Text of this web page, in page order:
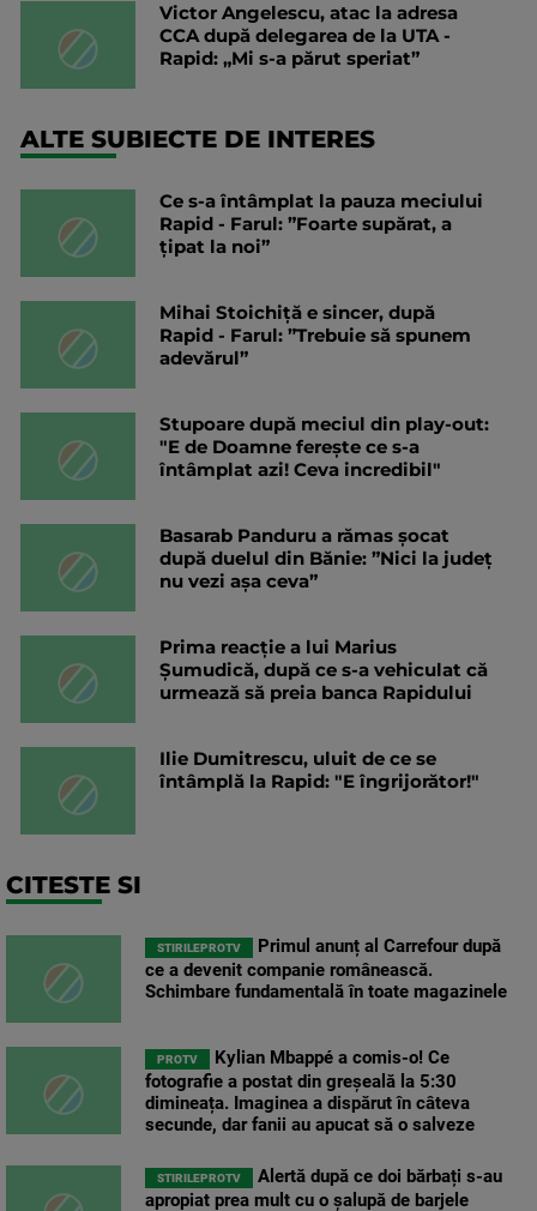
Victor Angelescu, atac la adresa
CCA după delegarea de la UTA -
Rapid: „Mi s-a părut speriat”
ALTE SUBIECTE DE INTERES
Ce s-a întâmplat la pauza meciului
Rapid - Farul: ”Foarte supărat, a
țipat la noi”
Mihai Stoichiță e sincer, după
Rapid - Farul: ”Trebuie să spunem
adevărul”
Stupoare după meciul din play-out:
"E de Doamne ferește ce s-a
întâmplat azi! Ceva incredibil"
Basarab Panduru a rămas șocat
după duelul din Bănie: ”Nici la judeţ
nu vezi aşa ceva”
Prima reacție a lui Marius
Șumudică, după ce s-a vehiculat că
urmează să preia banca Rapidului
Ilie Dumitrescu, uluit de ce se
întâmplă la Rapid: "E îngrijorător!"
CITESTE SI
STIRILEPROTV
Primul anunț al Carrefour după
ce a devenit companie românească.
Schimbare fundamentală în toate magazinele
PROTV
Kylian Mbappé a comis-o! Ce
fotografie a postat din greșeală la 5:30
dimineața. Imaginea a dispărut în câteva
secunde, dar fanii au apucat să o salveze
STIRILEPROTV
Alertă după ce doi bărbați s-au
apropiat prea mult cu o șalupă de barjele